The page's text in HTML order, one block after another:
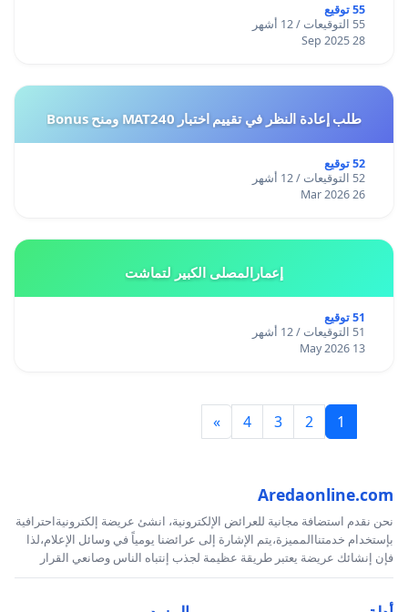
55 توقيع
55 التوقيعات / 12 أشهر
28 Sep 2025
طلب إعادة النظر في تقييم اختبار MAT240 ومنح Bonus
52 توقيع
52 التوقيعات / 12 أشهر
26 Mar 2026
إعمارالمصلى الكبير لتماشت
51 توقيع
51 التوقيعات / 12 أشهر
13 May 2026
1
2
3
4
»
Aredaonline.com
نحن نقدم استضافة مجانية للعرائض الإلكترونية، انشئ عريضة إلكترونيةاحترافية
بإستخدام خدمتناالمميزة،يتم الإشارة إلى عرائضنا يومياً في وسائل الإعلام،لذا
فإن إنشائك عريضة يعتبر طريقة عظيمة لجذب إنتباه الناس وصانعي القرار